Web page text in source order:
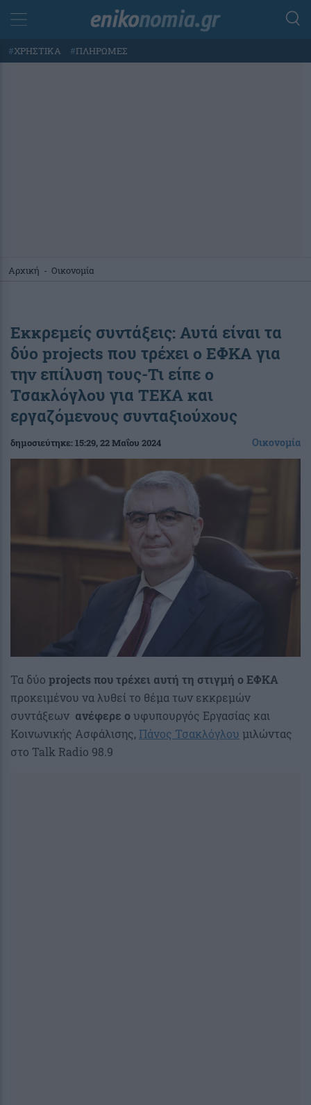
#ΧΡΗΣΤΙΚΑ #ΠΛΗΡΩΜΕΣ
Αρχική - Οικονομία
Εκκρεμείς συντάξεις: Αυτά είναι τα
δύο projects που τρέχει ο ΕΦΚΑ για
την επίλυση τους-Τι είπε ο
Τσακλόγλου για ΤΕΚΑ και
εργαζόμενους συνταξιούχους
δημοσιεύτηκε:15:29, 22 Μαΐου 2024 Οικονομία
Τα δύο projects που τρέχει αυτή τη στιγμή ο ΕΦΚΑ
προκειμένου να λυθεί το θέμα των εκκρεμών
συντάξεων ανέφερε ουφυπουργός Εργασίας και
Κοινωνικής Ασφάλισης, Πάνος Τσακλόγλου μιλώντας
στο Talk Radio 98.9